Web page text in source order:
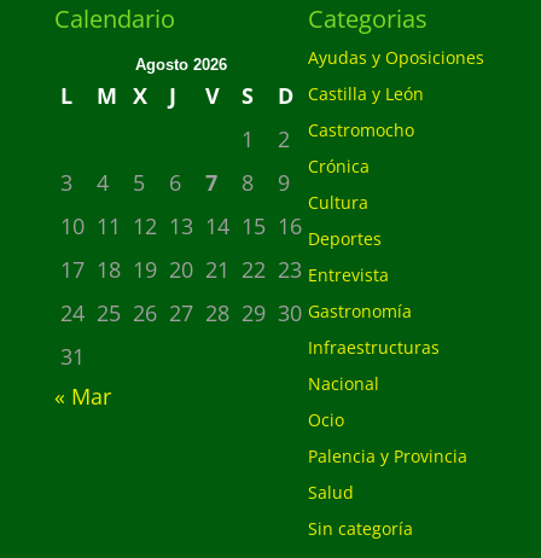
Calendario
Agosto 2026
L M X J V S
D
1
2
3
4 5 6 7 8
9
10 11 12 13 14 15 16
17 18 19 20 21 22 23
24 25 26 27 28 29 30
31
« Mar
Categorias
Ayudas y Oposiciones
Castilla y León
Castromocho
Crónica
Cultura
Deportes
Entrevista
Gastronomía
Infraestructuras
Nacional
Ocio
Palencia y Provincia
Salud
Sin categoría